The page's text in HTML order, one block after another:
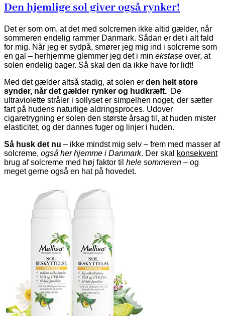
Den hjemlige sol giver også rynker!
Det er som om, at det med solcremen ikke altid gælder, når
sommeren endelig rammer Danmark. Sådan er det i alt fald
for mig. Når jeg er sydpå, smører jeg mig ind i solcreme som
en gal – herhjemme glemmer jeg det i min ekstase over, at
solen endelig bager. Så skal den da ikke have for lidt!
Med det gælder altså stadig, at solen er den helt store
synder, når det gælder rynker og hudkræft. De
ultraviolette stråler i sollyset er simpelhen noget, der sætter
fart på hudens naturlige aldringsproces. Udover
cigaretrygning er solen den største årsag til, at huden mister
elasticitet, og der dannes fuger og linjer i huden.
Så husk det nu – ikke mindst mig selv – frem med masser af
solcreme, også her hjemme i Danmark. Der skal
konsekvent
brug af solcreme med høj faktor til hele sommeren – og
meget gerne også en hat på hovedet.